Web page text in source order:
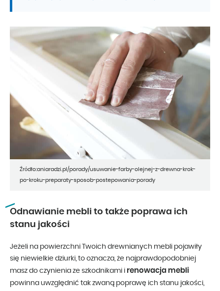
Źródło:aniaradzi.pl/porady/usuwanie-farby-olejnej-z-drewna-krok-
po-kroku-preparaty-sposob-postepowania-porady
Odnawianie mebli to także poprawa ich
stanu jakości
Jeżeli na powierzchni Twoich drewnianych mebli pojawiły
się niewielkie dziurki, to oznacza, że najprawdopodobniej
masz do czynienia ze szkodnikami i renowacja mebli
powinna uwzględnić tak zwaną poprawę ich stanu jakości,